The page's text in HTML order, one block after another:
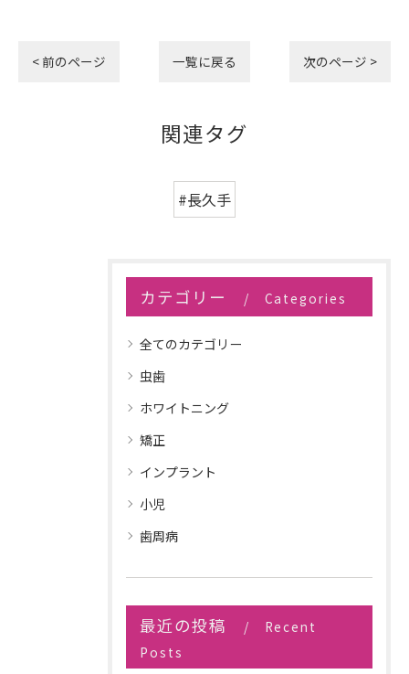
< 前のページ 一覧に戻る 次のページ >
関連タグ
#長久手
カテゴリー Categories
全てのカテゴリー
虫歯
ホワイトニング
矯正
インプラント
小児
歯周病
最近の投稿
Recent
Posts